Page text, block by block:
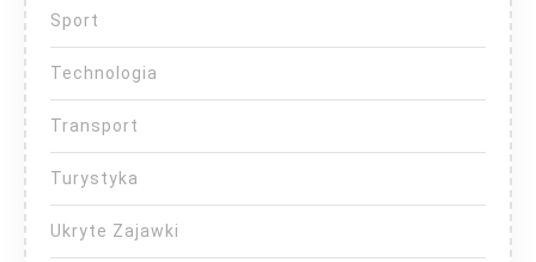
Sport
Technologia
Transport
Turystyka
Ukryte Zajawki